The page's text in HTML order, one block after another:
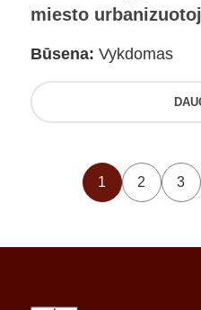
miesto
Būsena: Vykdomas
1 2 3